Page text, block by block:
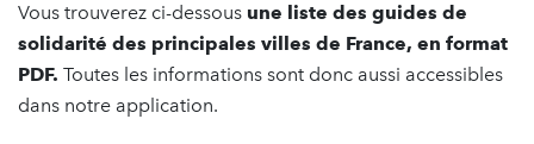
Vous trouverez ci-dessous une liste des guides de
solidarité des principales villes de France, en format
PDF. Toutes les informations sont donc aussi accessibles
dans notre application.